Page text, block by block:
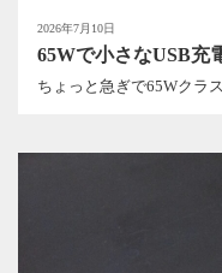
2026年7月10日
65Wで小さなUSB充
ちょっと急ぎで65Wクラ